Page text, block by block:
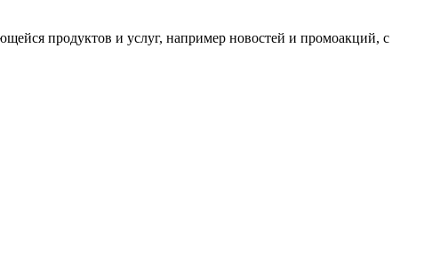
продуктов и услуг, например новостей и промоакций, с